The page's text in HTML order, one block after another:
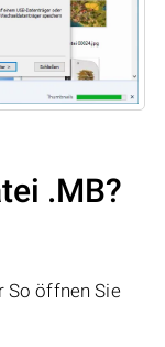
.MB?
So öffnen Sie